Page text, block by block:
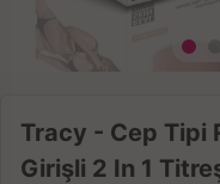
Tracy - Cep Tipi
Girişli 2 In 1